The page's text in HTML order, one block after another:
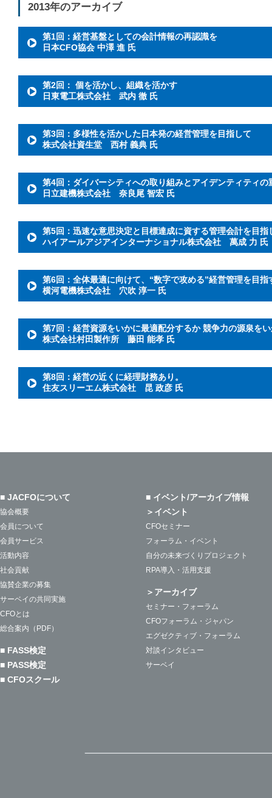
2013年のアーカイブ
第1回：経営基盤としての会計情報の再認識を
日本CFO協会 中澤 進 氏
第2回： 個を活かし、組織を活かす
日東電工株式会社 武内 徹 氏
第3回：多様性を活かした日本発の経営管理を目指して
株式会社資生堂 西村 義典 氏
第4回：ダイバーシティへの取り組みとアイデンティティの
日立建機株式会社 奈良尾 智宏 氏
第5回：迅速な意思決定と目標達成に資する管理会計を目指
ハイアールアジアインターナショナル株式会社 萬成 力 氏
第6回：全体最適に向けて、“数字で攻める”経営管理を目指
横河電機株式会社 穴吹 淳一 氏
第7回：経営資源をいかに最適配分するか 競争力の源泉を
株式会社村田製作所 藤田 能孝 氏
第8回：経営の近くに経理財務あり。
住友スリーエム株式会社 昆 政彦 氏
■ JACFOについて
協会概要
会員について
会員サービス
活動内容
社会貢献
協賛企業の募集
サーベイの共同実施
CFOとは
総合案内（PDF）
■ FASS検定
■ PASS検定
■ CFOスクール
■ イベント/アーカイブ情報
＞イベント
CFOセミナー
フォーラム・イベント
自分の未来づくりプロジェクト
RPA導入・活用支援
＞アーカイブ
セミナー・フォーラム
CFOフォーラム・ジャパン
エグゼクティブ・フォーラム
対談インタビュー
サーベイ